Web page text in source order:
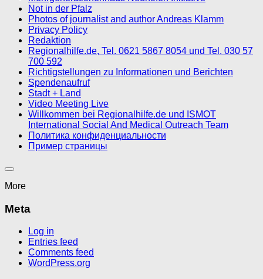
Not in der Pfalz
Photos of journalist and author Andreas Klamm
Privacy Policy
Redaktion
Regionalhilfe.de, Tel. 0621 5867 8054 und Tel. 030 57
700 592
Richtigstellungen zu Informationen und Berichten
Spendenaufruf
Stadt + Land
Video Meeting Live
Willkommen bei Regionalhilfe.de und ISMOT
International Social And Medical Outreach Team
Политика конфиденциальности
Пример страницы
More
Meta
Log in
Entries feed
Comments feed
WordPress.org